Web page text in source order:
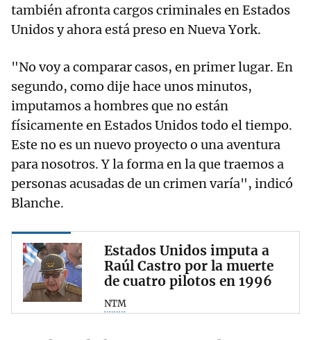
también afronta cargos criminales en Estados
Unidos y ahora está preso en Nueva York.
"No voy a comparar casos, en primer lugar. En
segundo, como dije hace unos minutos,
imputamos a hombres que no están
físicamente en Estados Unidos todo el tiempo.
Este no es un nuevo proyecto o una aventura
para nosotros. Y la forma en la que traemos a
personas acusadas de un crimen varía", indicó
Blanche.
Estados Unidos imputa a
Raúl Castro por la muerte
de cuatro pilotos en 1996
NTM